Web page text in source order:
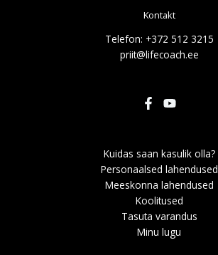
Kontakt
Telefon: +372 512 3215
priit@lifecoach.ee
Kuidas saan kasulik olla?
Personaalsed lahendused
Meeskonna lahendused
Koolitused
Tasuta varandus
Minu lugu